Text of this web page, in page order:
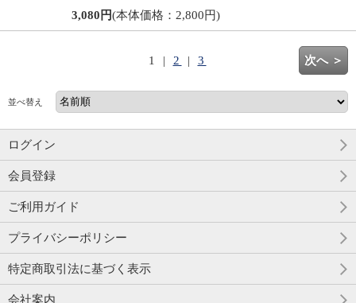
3,080円(本体価格：2,800円)
1 | 2 | 3 次へ ＞
並べ替え
ログイン
会員登録
ご利用ガイド
プライバシーポリシー
特定商取引法に基づく表示
会社案内